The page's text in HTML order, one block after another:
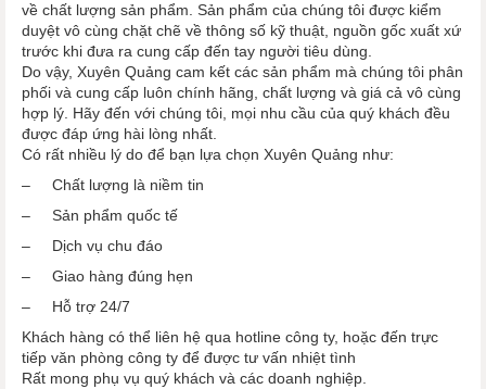
về chất lượng sản phẩm. Sản phẩm của chúng tôi được kiểm
duyệt vô cùng chặt chẽ về thông số kỹ thuật, nguồn gốc xuất xứ
trước khi đưa ra cung cấp đến tay người tiêu dùng.
Do vậy, Xuyên Quảng cam kết các sản phẩm mà chúng tôi phân
phối và cung cấp luôn chính hãng, chất lượng và giá cả vô cùng
hợp lý. Hãy đến với chúng tôi, mọi nhu cầu của quý khách đều
được đáp ứng hài lòng nhất.
Có rất nhiều lý do để bạn lựa chọn Xuyên Quảng như:
– Chất lượng là niềm tin
– Sản phẩm quốc tế
– Dịch vụ chu đáo
– Giao hàng đúng hẹn
– Hỗ trợ 24/7
Khách hàng có thể liên hệ qua hotline công ty, hoặc đến trực
tiếp văn phòng công ty để được tư vấn nhiệt tình
Rất mong phụ vụ quý khách và các doanh nghiệp.